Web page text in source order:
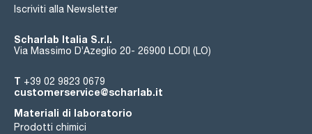
Iscriviti alla Newsletter
Scharlab Italia S.r.l.
Via Massimo D’Azeglio 20- 26900 LODI (LO)
T +39 02 9823 0679
customerservice@scharlab.it
Materiali di laboratorio
Prodotti chimici